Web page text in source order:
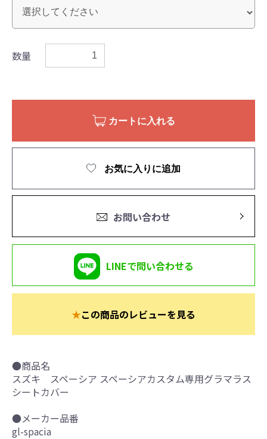
数量
カートに入れる
お気に入りに追加
お問い合わせ
LINEで問い合わせる
★この商品のレビューを見る
●商品名
スズキ スペーシア スペーシアカスタム専用グラマラス
シートカバー
●メーカー品番
gl-spacia